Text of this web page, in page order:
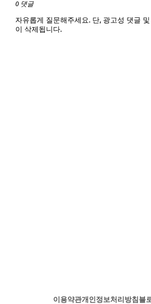
0 댓글
자유롭게 질문해주세요. 단, 광고성 댓글
이 삭제됩니다.
이용약관개인정보처리방침 블